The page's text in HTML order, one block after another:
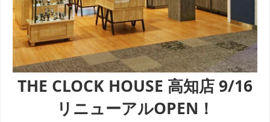
THE CLOCK HOUSE 高知店 9/16
リニューアルOPEN！